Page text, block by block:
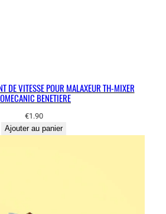
DE VITESSE POUR MALAXEUR TH-MIXER
BENETIERE
€1.90
Ajouter au panier